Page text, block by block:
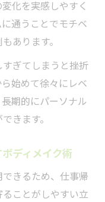
化を実感しやすく
通うことでモチベ
あります。
ぎてしまうと挫折
始めて徐々にレベ
期的にパーソナル
きます。
ディメイク術
きるため、仕事帰
ことがしやすい立